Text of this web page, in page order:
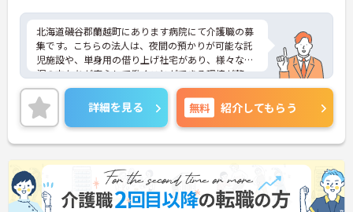
北海道磯谷郡蘭越町にあります病院にて介護職の募
集です。こちらの法人は、夜間の預かりが可能な託
児施設や、単身用の借り上げ社宅があり、様々な状
況の方たちが安心して働くことができる環境が整っ
ています。資格がない方や介護経験がない方も応募
可能なので、新しいキャリアに挑戦したいという方
にもおすすめです。ご興味のある方には面接のポイ
ントをお伝えしますので、お気軽にお問い合わせく
ださい。
詳細を見る 無料 紹介してもらう